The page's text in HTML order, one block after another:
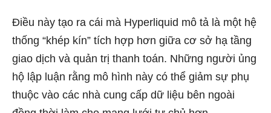
Điều này tạo ra cái mà Hyperliquid mô tả là một hệ
thống “khép kín” tích hợp hơn giữa cơ sở hạ tầng
giao dịch và quản trị thanh toán. Những người ủng
hộ lập luận rằng mô hình này có thể giảm sự phụ
thuộc vào các nhà cung cấp dữ liệu bên ngoài